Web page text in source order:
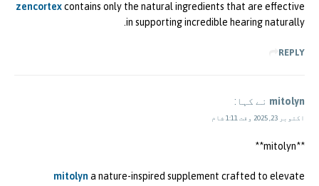
zencortexcontains only the natural ingredients that are effective
in supporting incredible hearing naturally.
REPLY
mitolyn نے کہا:
اکتوبر 23, 2025 وقت 1:11 شام
**mitolyn**
mitolyn a nature-inspired supplement crafted to elevate